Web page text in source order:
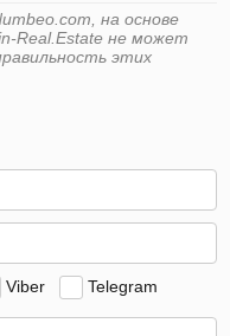
на основе
Real.Estate не может
этих
Viber Telegram